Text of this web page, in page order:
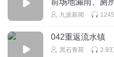
九派新闻 1245
042重返流水镇
黑石青荷 2.93